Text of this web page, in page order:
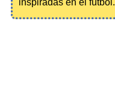
inspiradas en el fútbol.